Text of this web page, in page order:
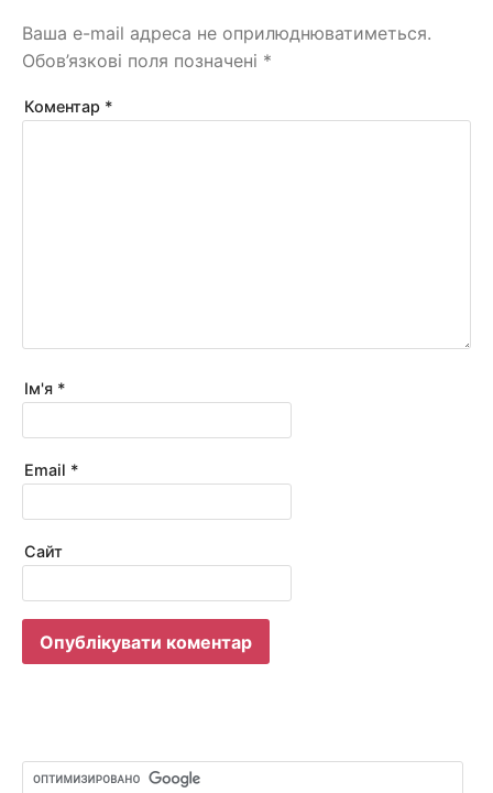
Ваша e-mail адреса не оприлюднюватиметься.
Обов’язкові поля позначені *
Коментар *
Ім'я *
Email *
Сайт